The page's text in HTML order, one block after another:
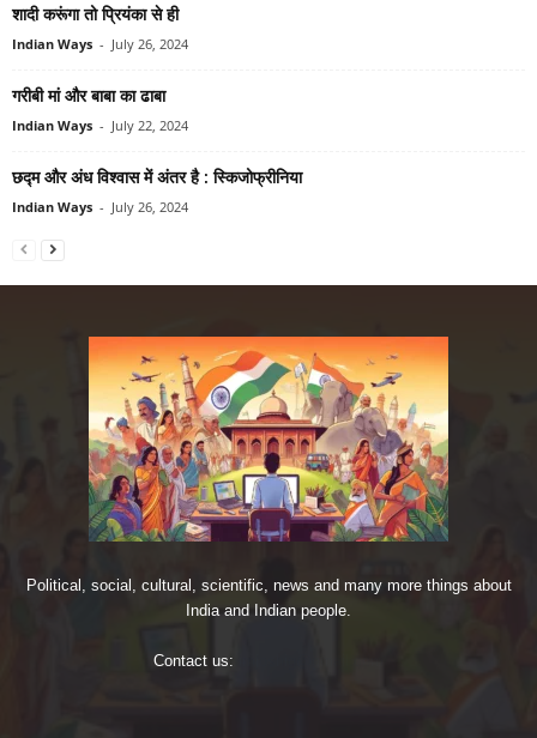
शादी करूंगा तो प्रियंका से ही
Indian Ways - July 26, 2024
गरीबी मां और बाबा का ढाबा
Indian Ways - July 22, 2024
छद्म और अंध विश्‍वास में अंतर है : स्किजोफ्रीनिया
Indian Ways - July 26, 2024
Political, social, cultural, scientific, news and many more things about
India and Indian people.
Contact us: